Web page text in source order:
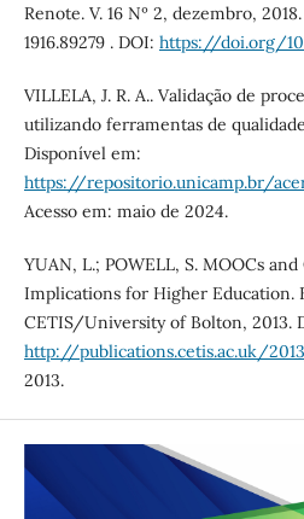
Renote. V. 16 Nº 2, dezembro,
1916.89279 . DOI: https://doi.org/
VILLELA, J. R. A.. Validação de
utilizando ferramentas de
Disponível em:
https://repositorio.unicamp.br/
Acesso em: maio de 2024.
YUAN, L.; POWELL, S. MOOCs
Implications for Higher Education.
CETIS/University of Bolton, 2013.
http://publications.cetis.ac.uk/
2013.